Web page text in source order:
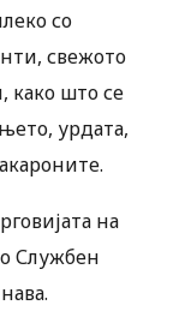
со
свежото
како што се
урдата,
на
Службен